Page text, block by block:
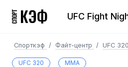
UFC Fight
Спорткэф / Файт-центр / UFC 320
UFC 320 MMA